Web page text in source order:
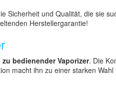
Sicherheit und Qualität, die sie
Herstellergarantie!
bedienender Vaporizer. Die
macht ihn zu einer starken Wahl